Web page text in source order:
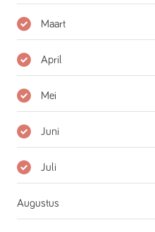
Maart
April
Mei
Juni
Juli
Augustus